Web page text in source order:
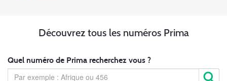
Découvrez tous les numéros Prima
Quel numéro de Prima recherchez vous ?